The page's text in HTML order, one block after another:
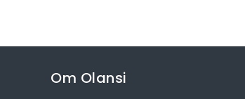
Om Olansi